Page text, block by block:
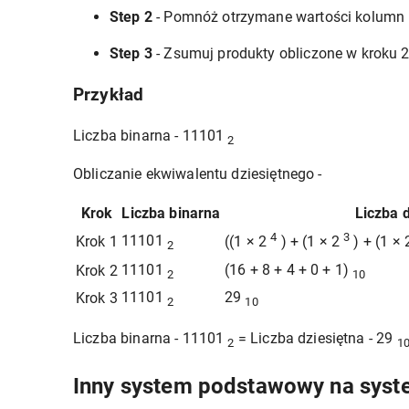
Step 2- Pomnóż otrzymane wartości
Step 3- Zsumuj produkty obliczone w kroku
Przykład
Liczba binarna - 111012
Obliczanie ekwiwalentu dziesiętnego -
Krok Liczba binarna
Liczba
Krok 1 11101 2 ((1 × 24 ) + (1 × 23 ) + (1 ×
Krok 2 11101 2 (16 + 8 + 4 + 0 + 1) 10
Krok 3 11101 2 29 10
Liczba binarna - 111012 = Liczba dziesiętna - 29 10
Inny system podstawowy na